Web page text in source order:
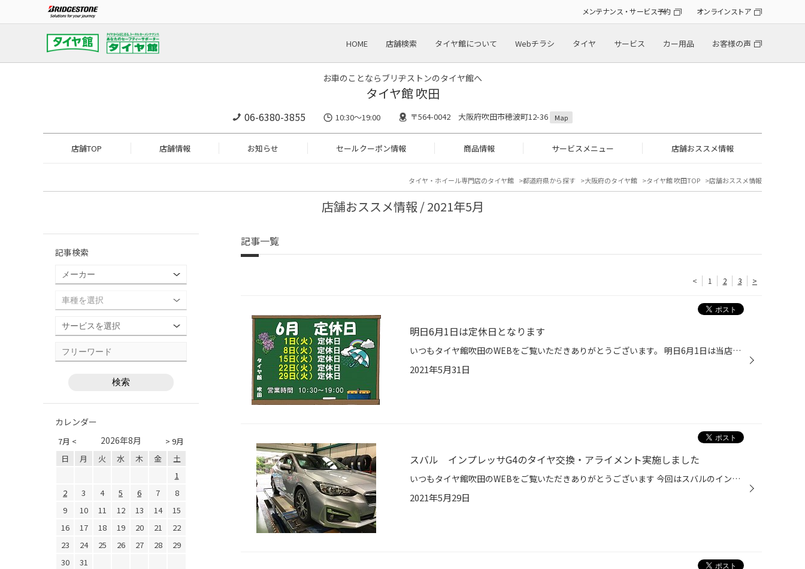
メンテナンス・サービス予約 オンラインストア
HOME 店舗検索 タイヤ館について Webチラシ タイヤ サービス カー用品 お客様の声
お車のことならブリヂストンのタイヤ館へ
タイヤ館 吹田
06-6380-3855 10:30～19:00 〒564-0042 大阪府吹田市穂波町12-36 Map
店舗TOP 店舗情報 お知らせ セールクーポン情報 商品情報 サービスメニュー 店舗おススメ情報
タイヤ・ホイール専門店のタイヤ館 都道府県から探す 大阪府のタイヤ館 タイヤ館 吹田TOP 店舗おススメ情報
店舗おススメ情報 / 2021年5月
記事一覧
< 1 2 3 >
明日6月1日は定休日となります
いつもタイヤ館吹田のWEBをご覧いただきありがとうございます。 明日6月1日は当店定休日となります ご不便お掛けしますが何卒宜しくお願い致します。
2021年5月31日
スバル インプレッサG4のタイヤ交換・アライメント実施しました
いつもタイヤ館吹田のWEBをご覧いただきありがとうございます 今回はスバルのインプレッサG4のタイヤ交換です(^○^) 今回はレグノGR-XⅡをご用意 せっかくのレグノを長く使いたいからということで 4輪アライメントも同時に作業させていただきました(^^♪ この度はご交換・アライメントご用命いただき ...
2021年5月29日
記事検索
カレンダー
7月 < > 9月
2026年8月
日 月 火 水 木 金
土
1
2
3 4 5 6 7
8
9
10 11 12 13 14
15
16
17 18 19 20 21
22
23
24 25 26 27 28
29
30
31